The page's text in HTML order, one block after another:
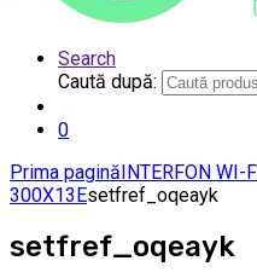
Search
Caută după:
0
Prima paginăINTERFON WI-
300X13Esetfref_oqeayk
setfref_oqeayk